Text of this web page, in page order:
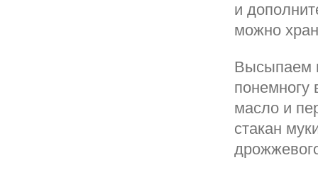
и
можно
Высыпаем
понемногу
масло и
стакан